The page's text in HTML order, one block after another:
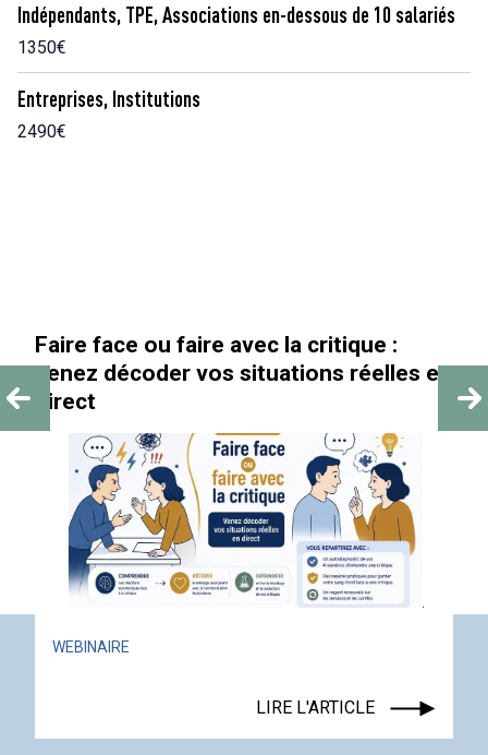
Indépendants, TPE, Associations en-dessous de 10 salariés
1350€
Entreprises, Institutions
2490€
ou faire avec la critique :
vos situations réelles en
LIRE L'ARTICLE
« Au-